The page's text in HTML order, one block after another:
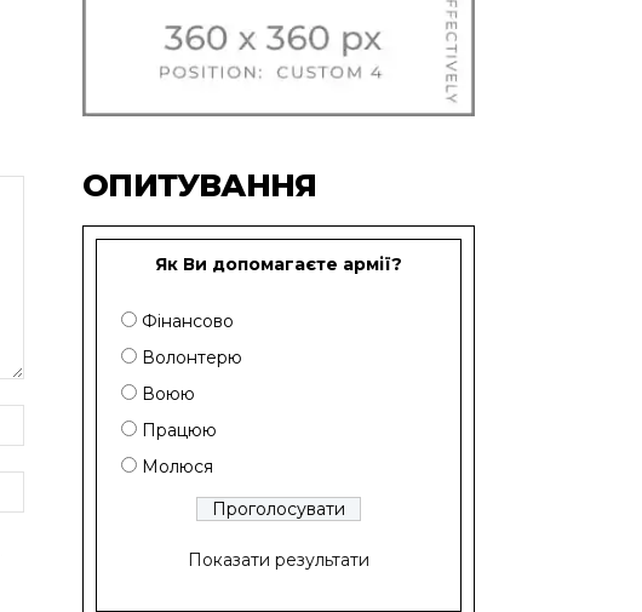
ОПИТУВАННЯ
Як Ви допомагаєте армії?
Фінансово
Волонтерю
Воюю
Працюю
Молюся
Показати результати